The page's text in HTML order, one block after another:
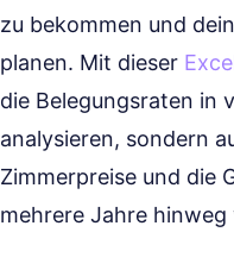
zu bekommen und
planen. Mit dieser
die Belegungsraten in
analysieren, sondern
Zimmerpreise und die
mehrere Jahre